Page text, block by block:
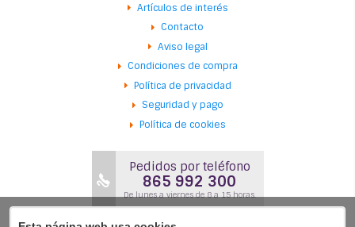
Artículos de interés
Contacto
Aviso legal
Condiciones de compra
Política de privacidad
Seguridad y pago
Política de cookies
Pedidos por teléfono
865 992 300
De lunes a viernes de 8 a 15 horas.